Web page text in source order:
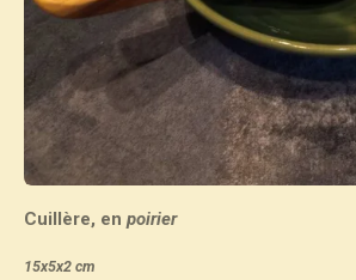
Cuillère, en poirier
15x5x2 cm